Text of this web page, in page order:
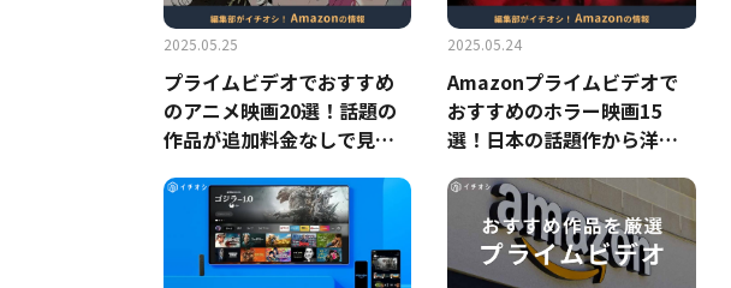
2025.05.25
プライムビデオでおすすめ
のアニメ映画20選！話題の
作品が追加料金なしで見放
2025.05.24
Amazonプライムビデオで
おすすめのホラー映画15
選！日本の話題作から洋画